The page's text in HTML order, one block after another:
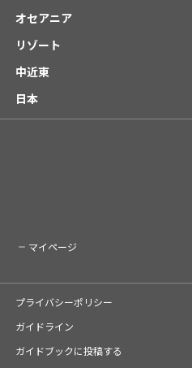
オセアニア
リゾート
中近東
日本
マイページ
プライバシーポリシー
ガイドライン
ガイドブックに投稿する